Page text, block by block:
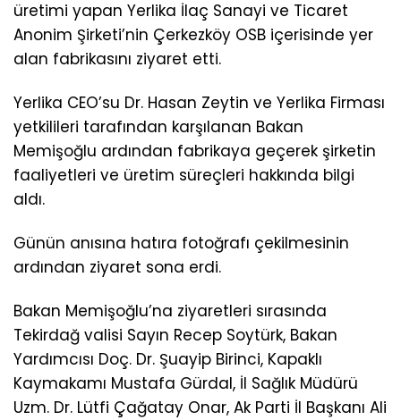
üretimi yapan Yerlika İlaç Sanayi ve Ticaret
Anonim Şirketi’nin Çerkezköy OSB içerisinde yer
alan fabrikasını ziyaret etti.
Yerlika CEO’su Dr. Hasan Zeytin ve Yerlika Firması
yetkilileri tarafından karşılanan Bakan
Memişoğlu ardından fabrikaya geçerek şirketin
faaliyetleri ve üretim süreçleri hakkında bilgi
aldı.
Günün anısına hatıra fotoğrafı çekilmesinin
ardından ziyaret sona erdi.
Bakan Memişoğlu’na ziyaretleri sırasında
Tekirdağ valisi Sayın Recep Soytürk, Bakan
Yardımcısı Doç. Dr. Şuayip Birinci, Kapaklı
Kaymakamı Mustafa Gürdal, İl Sağlık Müdürü
Uzm. Dr. Lütfi Çağatay Onar, Ak Parti İl Başkanı Ali